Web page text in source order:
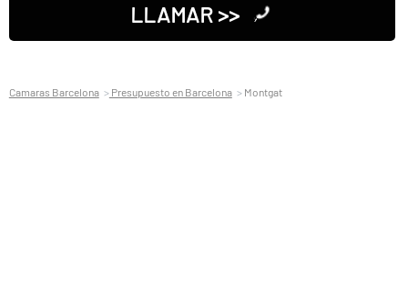
LLAMAR >>
Camaras Barcelona Presupuesto en Barcelona Montgat